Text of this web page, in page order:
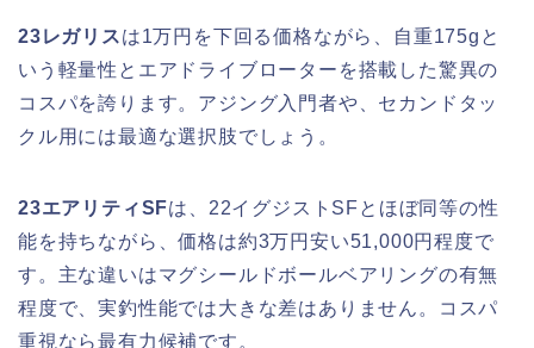
23レガリスは1万円を下回る価格ながら、自重175gと
いう軽量性とエアドライブローターを搭載した驚異の
コスパを誇ります。アジング入門者や、セカンドタッ
クル用には最適な選択肢でしょう。
23エアリティSFは、22イグジストSFとほぼ同等の性
能を持ちながら、価格は約3万円安い51,000円程度で
す。主な違いはマグシールドボールベアリングの有無
程度で、実釣性能では大きな差はありません。コスパ
重視なら最有力候補です。